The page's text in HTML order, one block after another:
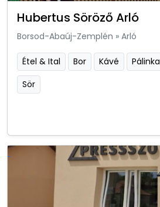
Hubertus Söröző Arló
Borsod-Abaúj-Zemplén » Arló
Étel & Ital Bor Kávé Pálinka
Sör